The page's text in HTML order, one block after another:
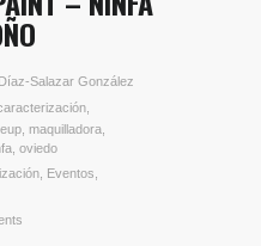
Díaz-Salazar González
maquilladora
oviedo
Eventos